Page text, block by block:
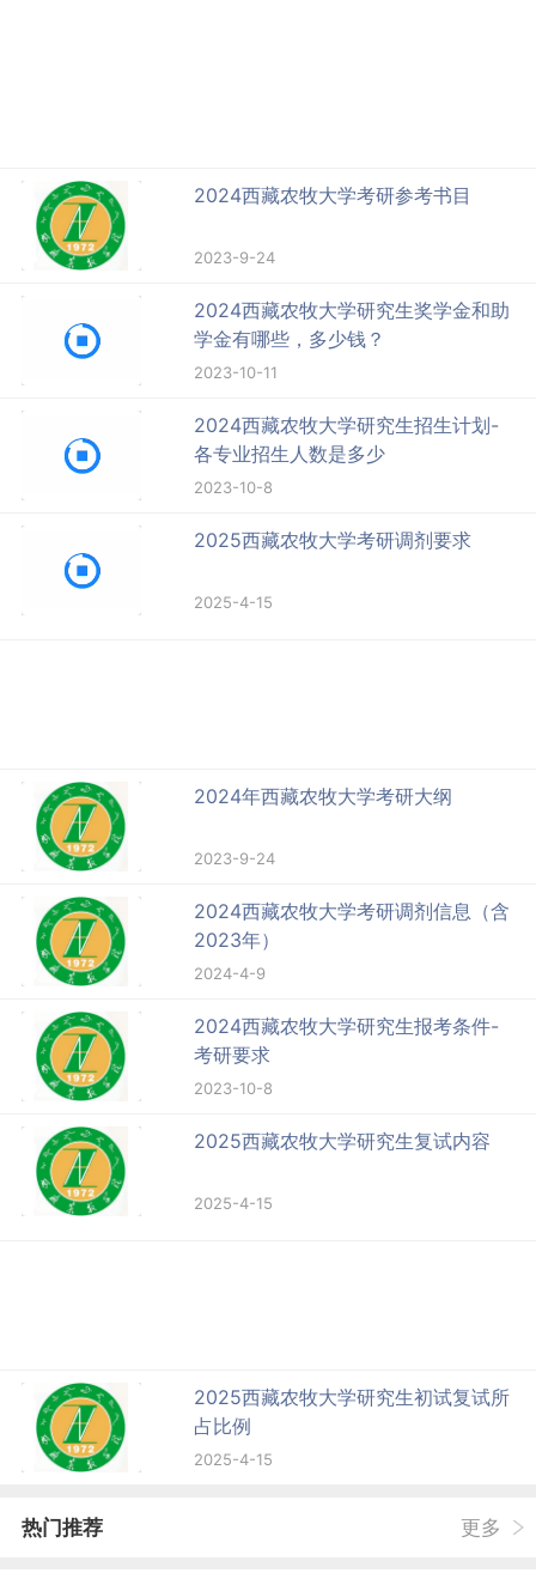
2024西藏农牧大学考研参考书目
2023-9-24
2024西藏农牧大学研究生奖学金和助
学金有哪些，多少钱？
2023-10-11
2024西藏农牧大学研究生招生计划-
各专业招生人数是多少
2023-10-8
2025西藏农牧大学考研调剂要求
2025-4-15
2024年西藏农牧大学考研大纲
2023-9-24
2024西藏农牧大学考研调剂信息（含
2023年）
2024-4-9
2024西藏农牧大学研究生报考条件-
考研要求
2023-10-8
2025西藏农牧大学研究生复试内容
2025-4-15
2025西藏农牧大学研究生初试复试所
占比例
2025-4-15
热门推荐 更多